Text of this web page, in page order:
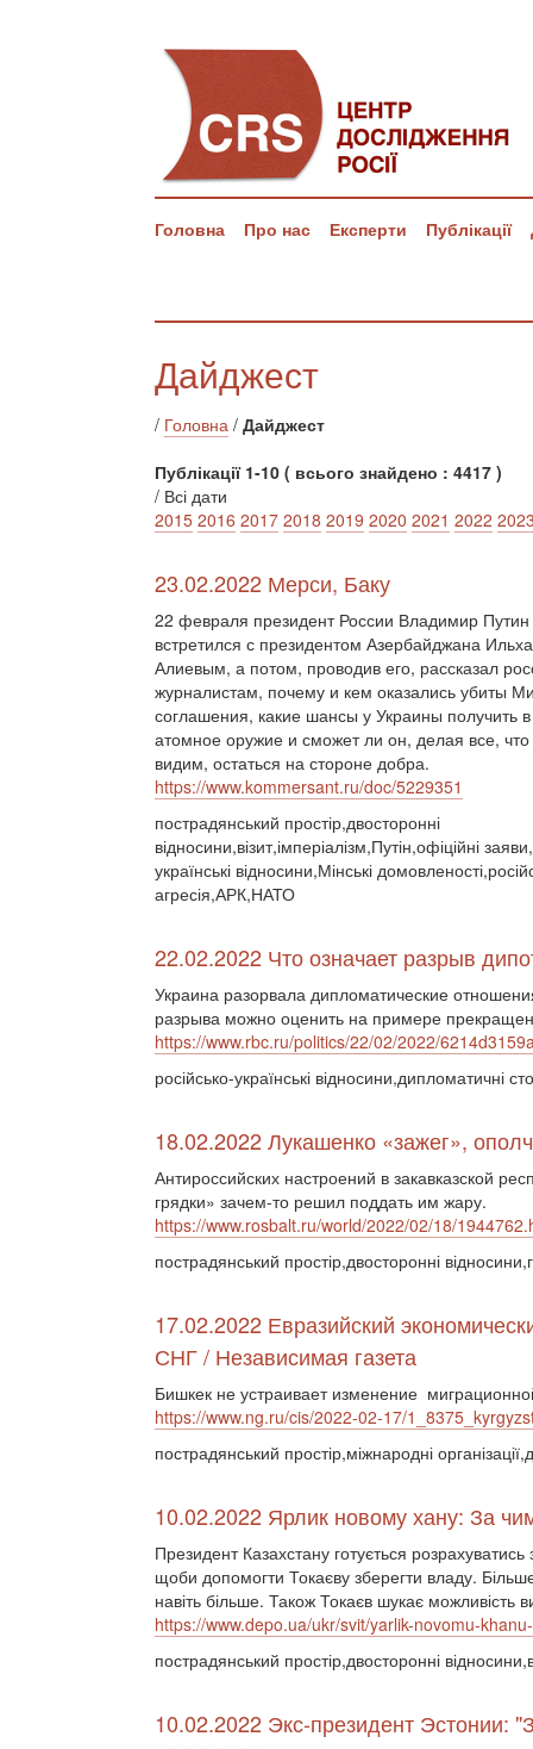
Головна Про нас Експерти Публікації
Дайджест
/ Головна / Дайджест
Публікації 1-10 ( всього знайдено : 4417 )
/ Всі дати
2015 2016 2017 2018 2019 2020 2021 2022
23.02.2022 Мерси, Баку
22 февраля президент России Владимир
встретился с президентом Азербайджана
Алиевым, а потом, проводив его, рассказал
журналистам, почему и кем оказались убиты
соглашения, какие шансы у Украины получить в
атомное оружие и сможет ли он, делая все,
видим, остаться на стороне добра.
https://www.kommersant.ru/doc/5229351
пострадянський простір,двосторонні
відносини,візит,імперіалізм,Путін,офіційні
українські відносини,Мінські
агресія,АРК,НАТО
22.02.2022 Что означает разрыв
Украина разорвала дипломатические
разрыва можно оценить на примере
https://www.rbc.ru/politics/22/02/2022/
російсько-українські відносини,дипломатичні
18.02.2022 Лукашенко «зажег»,
Антироссийских настроений в закавказской
грядки» зачем-то решил поддать им жару.
https://www.rosbalt.ru/world/2022/02/18/
пострадянський простір,двосторонні
17.02.2022 Евразийский
СНГ / Независимая газета
Бишкек не устраивает изменение
https://www.ng.ru/cis/2022-02-17/
пострадянський простір,міжнародні
10.02.2022 Ярлик новому хану: За
Президент Казахстану готується
щоби допомогти Токаєву зберегти владу.
навіть більше. Також Токаєв шукає можливість
https://www.depo.ua/ukr/svit/yarlik-novomu-
пострадянський простір,двосторонні
10.02.2022 Экс-президент Эстонии: